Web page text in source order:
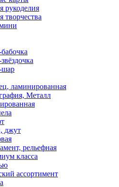
рукоделия
творчества
шар
ламинированная
Металл
джут
рельефная
класса
ассортимент